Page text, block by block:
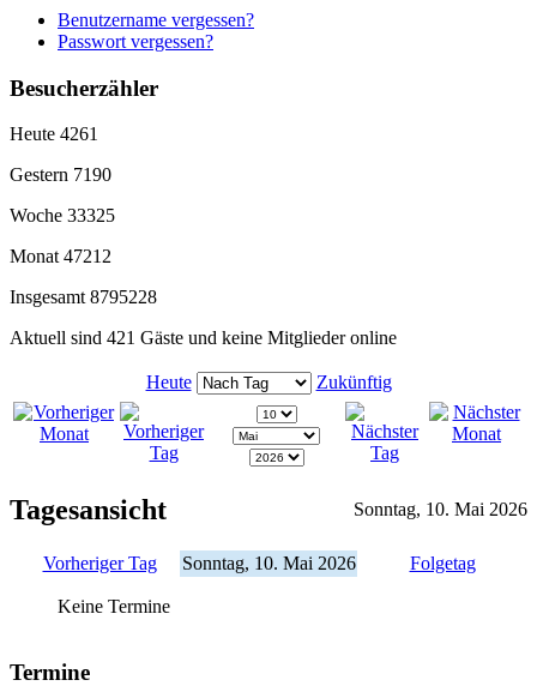
Benutzername vergessen?
Passwort vergessen?
Besucherzähler
Heute 4261
Gestern 7190
Woche 33325
Monat 47212
Insgesamt 8795228
Aktuell sind 421 Gäste und keine Mitglieder online
Heute Zukünftig
Tagesansicht Sonntag, 10. Mai 2026
Vorheriger Tag Sonntag, 10. Mai 2026 Folgetag
Keine Termine
Termine